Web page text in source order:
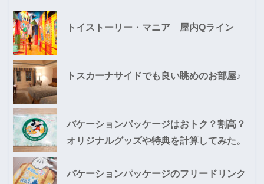
トイストーリー・マニア 屋内Qライン
トスカーナサイドでも良い眺めのお部屋♪
バケーションパッケージはおトク？割高？
オリジナルグッズや特典を計算してみた。
バケーションパッケージのフリードリンク